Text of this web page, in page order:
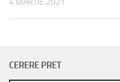
CERERE PRET